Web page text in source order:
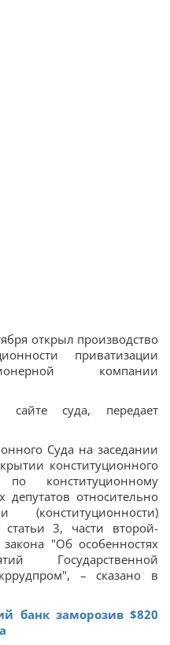
открыл производство
приватизации
компании
суда, передает
Суда на заседании
конституционного
конституционному
относительно
(конституционности)
3, части второй-
"Об особенностях
Государственной
– сказано в
банк заморозив $820